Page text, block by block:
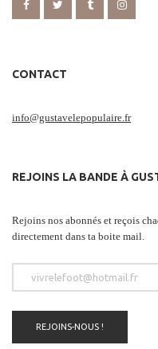
CONTACT
info@gustavelepopulaire.fr
REJOINS LA BANDE À
Rejoins nos abonnés et reçois
directement dans ta boite mail.